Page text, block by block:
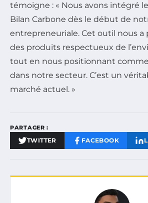
témoigne : « Nous avons intégré
Bilan Carbone dès le début de
entrepreneuriale. Cet outil nous a
des produits respectueux de
tout en nous positionnant
dans notre secteur. C’est un
marché actuel. »
PARTAGER :
TWITTER FACEBOOK